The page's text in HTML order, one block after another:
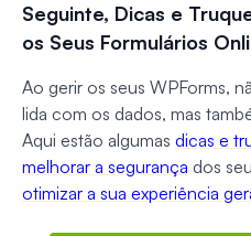
Seguinte, Dicas e
os Seus Formulários
Ao gerir os seus WPForms,
lida com os dados, mas
Aqui estão algumas dicas e
melhorar a segurança dos
otimizar a sua experiência